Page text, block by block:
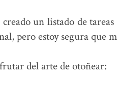
un listado de
pero estoy segura que
del arte de otoñear: